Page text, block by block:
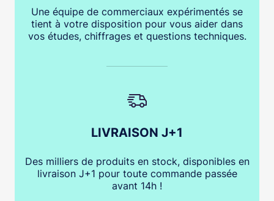
Une équipe de commerciaux expérimentés se
tient à votre disposition pour vous aider dans
vos études, chiffrages et questions techniques.
LIVRAISON J+1
Des milliers de produits en stock, disponibles en
livraison J+1 pour toute commande passée
avant 14h !